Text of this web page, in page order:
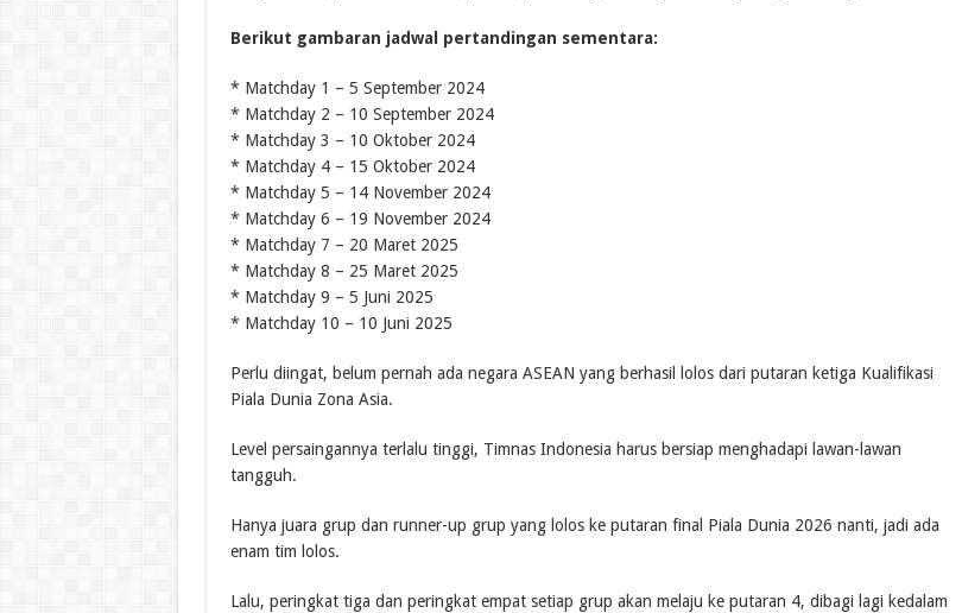
Berikut gambaran jadwal pertandingan sementara:
* Matchday 1 – 5 September 2024
* Matchday 2 – 10 September 2024
* Matchday 3 – 10 Oktober 2024
* Matchday 4 – 15 Oktober 2024
* Matchday 5 – 14 November 2024
* Matchday 6 – 19 November 2024
* Matchday 7 – 20 Maret 2025
* Matchday 8 – 25 Maret 2025
* Matchday 9 – 5 Juni 2025
* Matchday 10 – 10 Juni 2025
Perlu diingat, belum pernah ada negara ASEAN yang berhasil lolos dari putaran ketiga Kualifikasi
Piala Dunia Zona Asia.
Level persaingannya terlalu tinggi, Timnas Indonesia harus bersiap menghadapi lawan-lawan
tangguh.
Hanya juara grup dan runner-up grup yang lolos ke putaran final Piala Dunia 2026 nanti, jadi ada
enam tim lolos.
Lalu, peringkat tiga dan peringkat empat setiap grup akan melaju ke putaran 4, dibagi lagi kedalam